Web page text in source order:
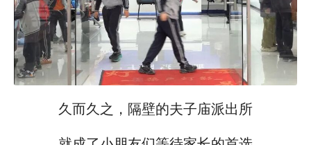
久而久之，隔壁的夫子庙派出所